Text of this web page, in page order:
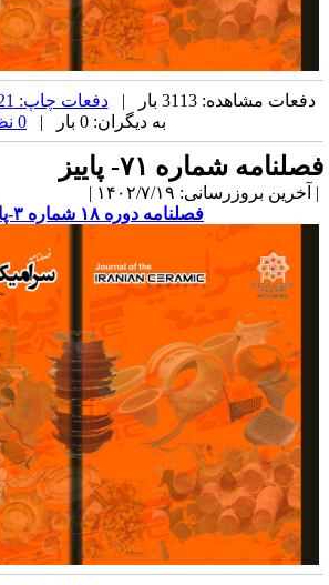
دفعات مشاهده: 3113 بار | دفعات چاپ: 321 بار
به دیگران: 0 بار |
شماره ۷۱- پاییز
بروزرسانی: ۱۴۰۲/۷/۱۹ |
فصلنامه دوره ۱۸ شماره ۳-پاییز